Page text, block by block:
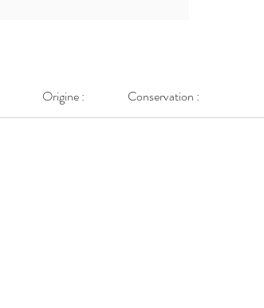
Origine : Conservation :